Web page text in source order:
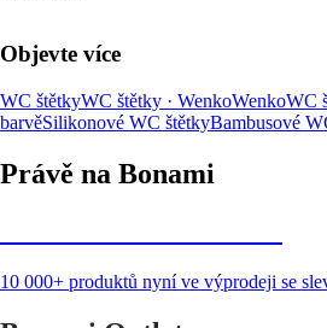
Objevte více
WC štětkyWC štětky · WenkoWenkoWC
barvěSilikonové WC štětkyBambusové
Právě na Bonami
10 000+ produktů nyní ve výprodeji se